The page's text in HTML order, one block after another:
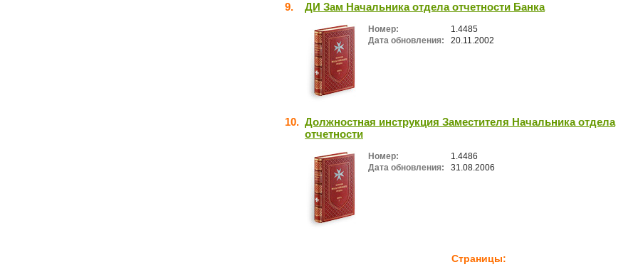
9. ДИ Зам Начальника отдела отчетности Банка
Номер:
1.4485
Дата обновления:
20.11.2002
10. Должностная инструкция Заместителя Начальника отдела
отчетности
Номер:
1.4486
Дата обновления:
31.08.2006
Страницы: